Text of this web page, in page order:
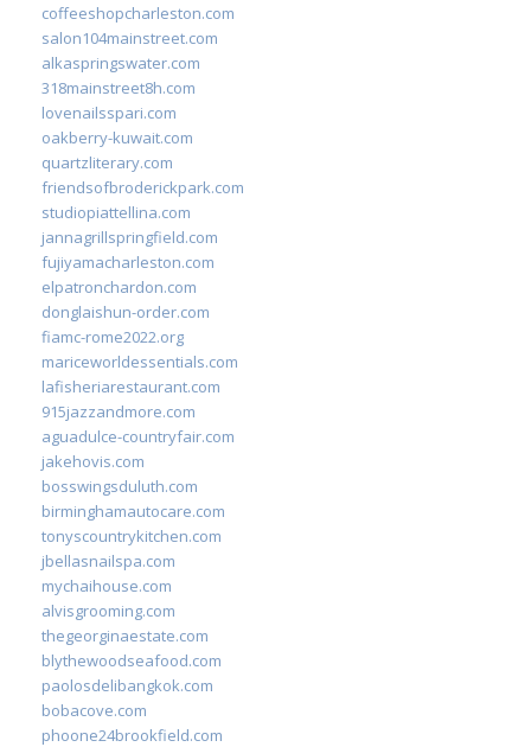
coffeeshopcharleston.com
salon104mainstreet.com
alkaspringswater.com
318mainstreet8h.com
lovenailsspari.com
oakberry-kuwait.com
quartzliterary.com
friendsofbroderickpark.com
studiopiattellina.com
jannagrillspringfield.com
fujiyamacharleston.com
elpatronchardon.com
donglaishun-order.com
fiamc-rome2022.org
mariceworldessentials.com
lafisheriarestaurant.com
915jazzandmore.com
aguadulce-countryfair.com
jakehovis.com
bosswingsduluth.com
birminghamautocare.com
tonyscountrykitchen.com
jbellasnailspa.com
mychaihouse.com
alvisgrooming.com
thegeorginaestate.com
blythewoodseafood.com
paolosdelibangkok.com
bobacove.com
phoone24brookfield.com